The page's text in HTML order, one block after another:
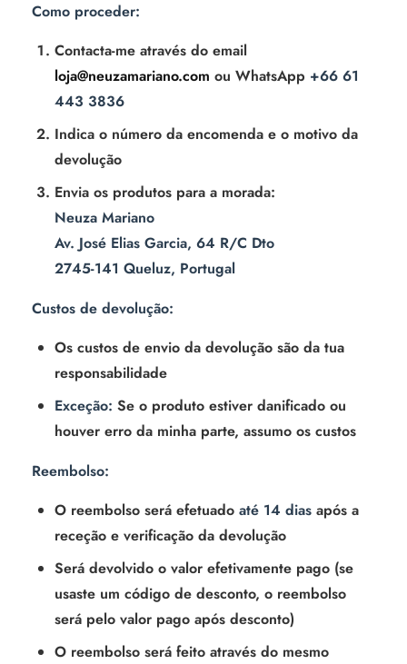
Como proceder:
Contacta-me através do email
loja@neuzamariano.com ou WhatsApp +66 61
443 3836
Indica o número da encomenda e o motivo da
devolução
Envia os produtos para a morada:
Neuza Mariano
Av. José Elias Garcia, 64 R/C Dto
2745-141 Queluz, Portugal
Custos de devolução:
Os custos de envio da devolução são da tua
responsabilidade
Exceção: Se o produto estiver danificado ou
houver erro da minha parte, assumo os custos
Reembolso:
O reembolso será efetuado até 14 dias após a
receção e verificação da devolução
Será devolvido o valor efetivamente pago (se
usaste um código de desconto, o reembolso
será pelo valor pago após desconto)
O reembolso será feito através do mesmo